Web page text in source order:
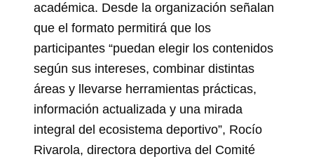
académica. Desde la organización señalan
que el formato permitirá que los
participantes “puedan elegir los contenidos
según sus intereses, combinar distintas
áreas y llevarse herramientas prácticas,
información actualizada y una mirada
integral del ecosistema deportivo”, Rocío
Rivarola, directora deportiva del Comité